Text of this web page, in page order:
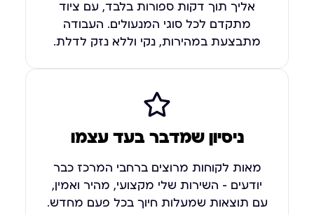
אליך תוך דקות ספורות בלבד, עם ציוד
מתקדם לכל סוגי המנעולים. העבודה
מתבצעת במהירות, נקי וללא נזק לדלת.
ניסיון שמדבר בעד עצמו
מאות לקוחות מרוצים ברחבי המרכז כבר
יודעים – השירות שלי מקצועי, מהיר ואמין,
עם תוצאות שמעלות חיוך בכל פעם מחדש.